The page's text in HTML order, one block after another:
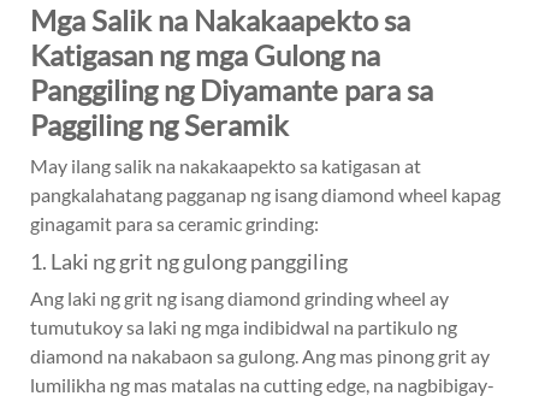
Mga Salik na Nakakaapekto sa
Katigasan ng mga Gulong na
Panggiling ng Diyamante para sa
Paggiling ng Seramik
May ilang salik na nakakaapekto sa katigasan at
pangkalahatang pagganap ng isang diamond wheel kapag
ginagamit para sa ceramic grinding:
1. Laki ng grit ng gulong panggiling
Ang laki ng grit ng isang diamond grinding wheel ay
tumutukoy sa laki ng mga indibidwal na partikulo ng
diamond na nakabaon sa gulong. Ang mas pinong grit ay
lumilikha ng mas matalas na cutting edge, na nagbibigay-